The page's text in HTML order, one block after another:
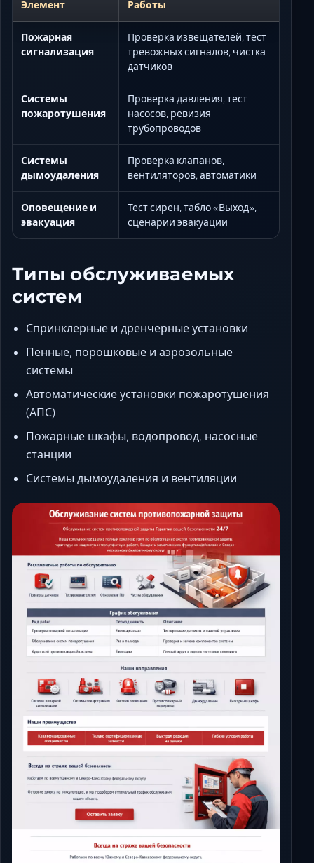
Элемент Работы
Пожарная
сигнализация
Проверка извещателей, тест
тревожных сигналов, чистка
датчиков
Системы
пожаротушения
Проверка давления, тест
насосов, ревизия
трубопроводов
Системы
дымоудаления
Проверка клапанов,
вентиляторов, автоматики
Оповещение и
эвакуация
Тест сирен, табло «Выход»,
сценарии эвакуации
Типы обслуживаемых
систем
Спринклерные и дренчерные установки
Пенные, порошковые и аэрозольные
системы
Автоматические установки пожаротушения
(АПС)
Пожарные шкафы, водопровод, насосные
станции
Системы дымоудаления и вентиляции